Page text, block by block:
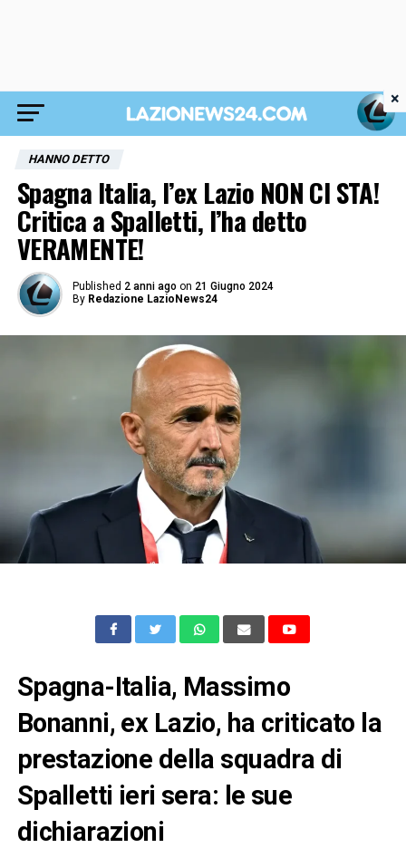
HANNO DETTO
Spagna Italia, l’ex Lazio NON CI STA!
Critica a Spalletti, l’ha detto
VERAMENTE!
Published 2 anni ago on 21 Giugno 2024
By Redazione LazioNews24
Spagna-Italia, Massimo
Bonanni, ex Lazio, ha criticato la
prestazione della squadra di
Spalletti ieri sera: le sue
dichiarazioni
×